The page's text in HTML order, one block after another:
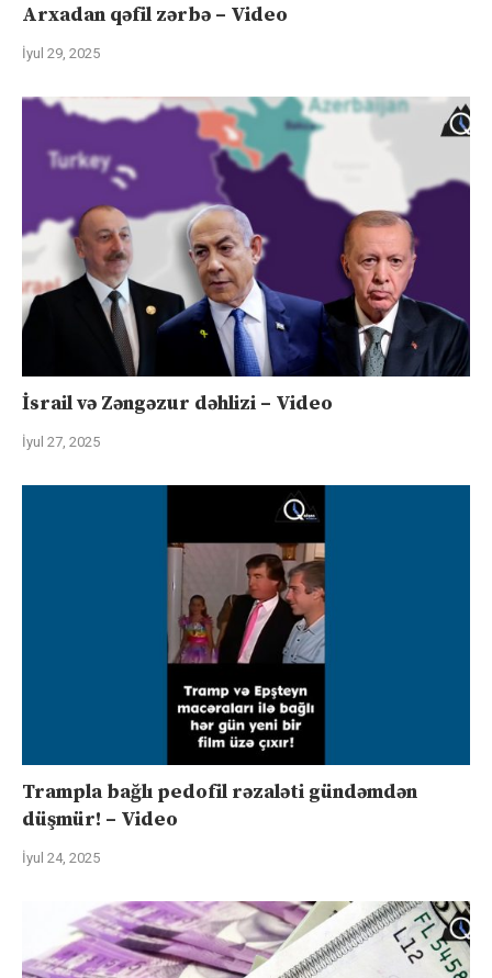
Arxadan qəfil zərbə – Video
İyul 29, 2025
İsrail və Zəngəzur dəhlizi – Video
İyul 27, 2025
Trampla bağlı pedofil rəzaləti gündəmdən
düşmür! – Video
İyul 24, 2025